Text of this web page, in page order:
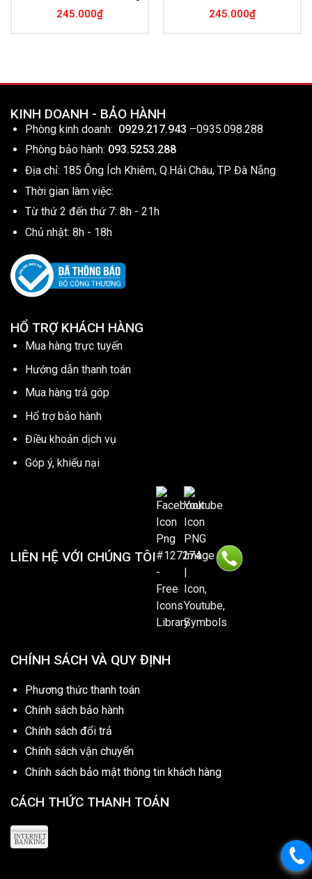
245.000₫
245.000₫
KINH DOANH - BẢO HÀNH
Phòng kinh doanh: 0929.217.943 –0935.098.288
Phòng bảo hành: 093.5253.288
Địa chỉ: 185 Ông Ích Khiêm, Q.Hải Châu, TP Đà Nẵng
Thời gian làm việc:
Từ thứ 2 đến thứ 7: 8h - 21h
Chủ nhật: 8h - 18h
HỔ TRỢ KHÁCH HÀNG
Mua hàng trực tuyến
Hướng dẫn thanh toán
Mua hàng trả góp
Hổ trợ bảo hành
Điều khoản dịch vụ
Góp ý, khiếu nại
LIÊN HỆ VỚI CHÚNG TÔI
CHÍNH SÁCH VÀ QUY ĐỊNH
Phương thức thanh toán
Chính sách bảo hành
Chính sách đổi trả
Chính sách vận chuyển
Chính sách bảo mật thông tin khách hàng
CÁCH THỨC THANH TOÁN